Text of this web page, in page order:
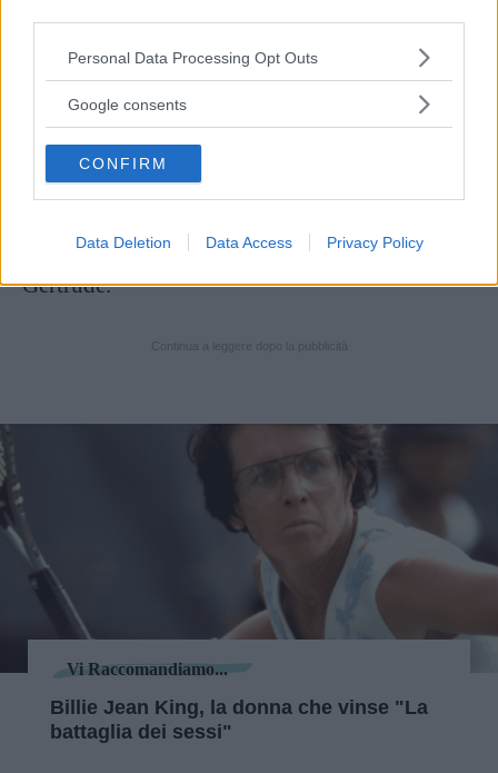
Please note that this website/app uses one or more Google
not limited to your visit or usage behaviour. You may click to
use your data for below specified purposes in below Google
consent section.
Personal Data Processing Opt Outs
Google consents
CONFIRM
Data Deletion Data Access Privacy Policy
una maestra d’asilo che si stava riprendendo dal
tifo. La relazione sbocciò quell’estate e venne
documentata da diversi scatti. La Tate iniziò
quindi a frequentare regolarmente Clear
Comfort, accompagnando Alice in ogni suo
viaggio. Si trasferì da lei solo nel 1917 e vissero
nonostante l’opposizione della famiglia di
Gertrude.
Vi Raccomandiamo...
Billie Jean King, la donna che vinse "La
battaglia dei sessi"